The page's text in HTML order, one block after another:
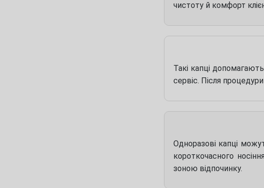
чистоту й комфорт
Такі капці
сервіс. Після
Одноразові капці
короткочасного
зоною відпочинку.